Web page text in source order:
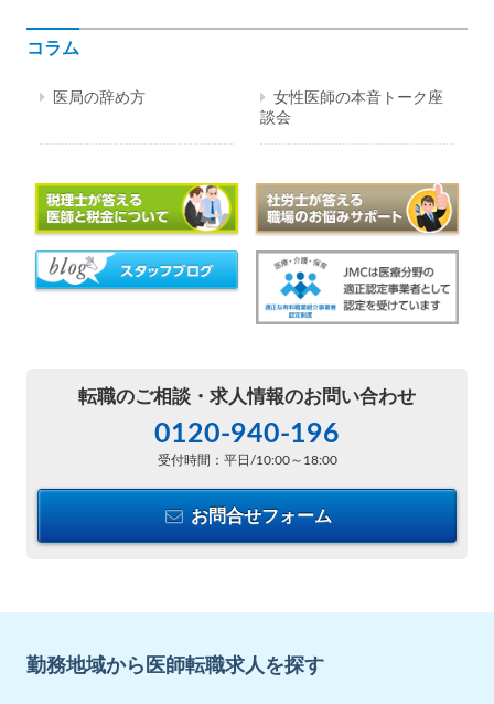
コラム
医局の辞め方
女性医師の本音トーク座
談会
転職のご相談・ 求人情報のお問い合わせ
0120-940-196
受付時間：平日/10:00～18:00
お問合せフォーム
勤務地域から医師転職求人を探す